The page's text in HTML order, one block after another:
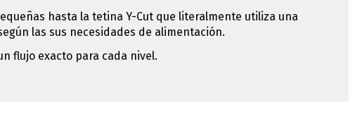
hasta la tetina Y-Cut que literalmente utiliza una
las sus necesidades de alimentación.
flujo exacto para cada nivel.